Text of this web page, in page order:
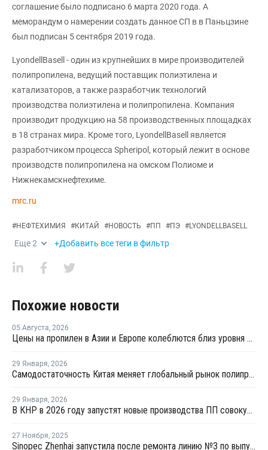
соглашение было подписано 6 марта 2020 года. А
меморандум о намерении создать данное СП в в Паньцзине
был подписан 5 сентября 2019 года.
LyondellBasell - один из крупнейших в мире производителей
полипропилена, ведущий поставщик полиэтилена и
катализаторов, а также разработчик технологий
производства полиэтилена и полипропилена. Компания
производит продукцию на 58 производственных площадках
в 18 странах мира. Кроме того, LyondellBasell является
разработчиком процесса Spheripol, который лежит в основе
производств полипропилена на омском Полиоме и
Нижнекамскнефтехиме.
mrc.ru
#НЕФТЕХИМИЯ #КИТАЙ #НОВОСТЬ #ПП #ПЭ #LYONDELLBASELL
Еще2 +Добавить все теги в фильтр
Похожие новости
05 Августа, 2026
Цены на пропилен в Азии и Европе колеблются близ уровня в USD1000
29 Января, 2026
Самодостаточность Китая меняет глобальный рынок полипропилена
29 Января, 2026
В КНР в 2026 году запустят новые производства ПП совокупной мощностью 4,9 млн тонн
27 Ноября, 2025
Sinopec Zhenhai запустила после ремонта линию №3 по выпуску ПП в Китае